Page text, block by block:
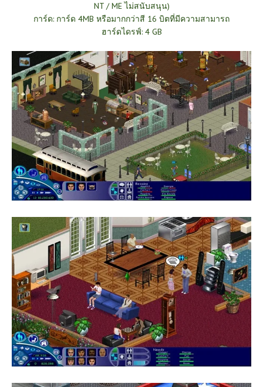
NT / ME ไม่สนับสนุน)
การ์ด: การ์ด 4MB หรือมากกว่าสี 16 บิตที่มีความสามารถ
ฮาร์ดไดรฟ์: 4 GB